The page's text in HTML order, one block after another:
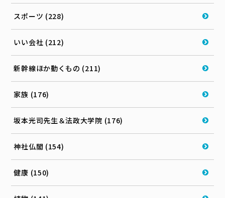
スポーツ (228)
いい会社 (212)
新幹線ほか動くもの (211)
家族 (176)
坂本光司先生＆法政大学院 (176)
神社仏閣 (154)
健康 (150)